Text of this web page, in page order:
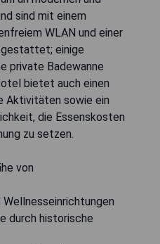
sind mit einem
WLAN und einer
einige
private Badewanne
bietet auch einen
Aktivitäten sowie ein
die Essenskosten
zu setzen.
von
durch historische